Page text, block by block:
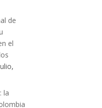
de
el
la